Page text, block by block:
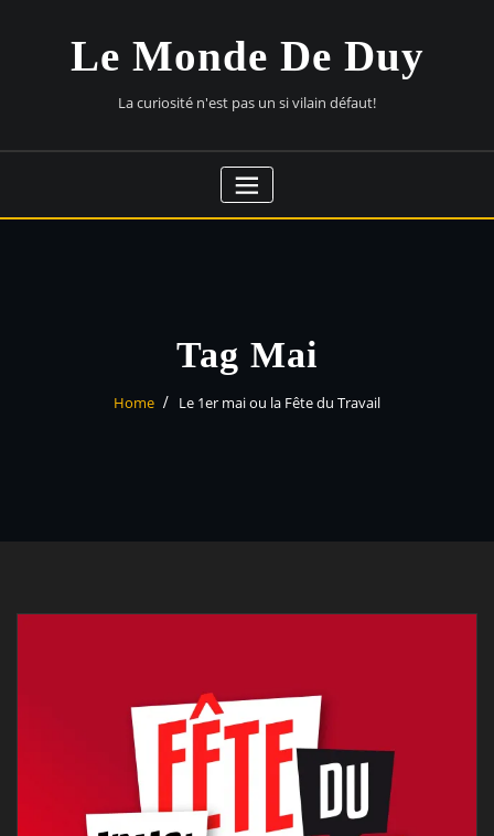
Le Monde De Duy
La curiosité n'est pas un si vilain défaut!
Tag Mai
Home Le 1er mai ou la Fête du Travail